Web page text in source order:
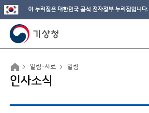
이 누리집은 대한민국 공식 전자정부 누리집입니다.
알림·자료 알림
인사소식